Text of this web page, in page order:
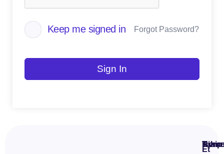
Keep me signed in Forgot Password?
Sign In
Takip
Et